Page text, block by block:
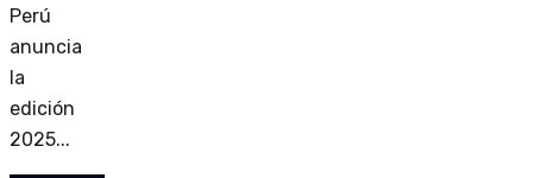
Perú
anuncia
la
edición
2025...